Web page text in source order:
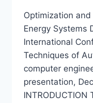
Optimization
Energy Systems
International
Techniques of
computer
presentation,
INTRODUCTION